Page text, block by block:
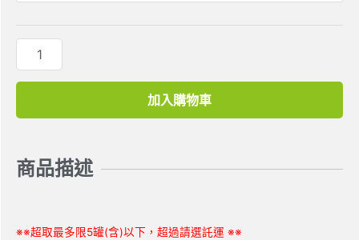
加入購物車
商品描述
※※超取最多限5罐(含)以下，超過請選託運 ※※